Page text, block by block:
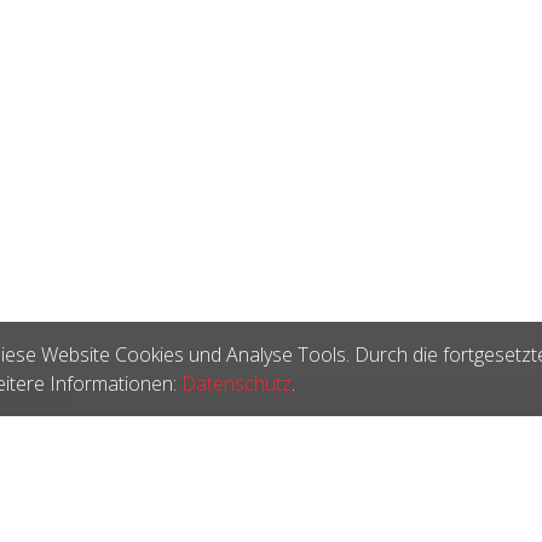
Website Cookies und Analyse Tools. Durch die
Informationen: Datenschutz.